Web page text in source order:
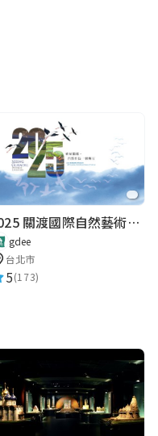
2025 關渡國際自然藝術季 Guandu International Nature Art Festival
gdee
台北市
5(173)